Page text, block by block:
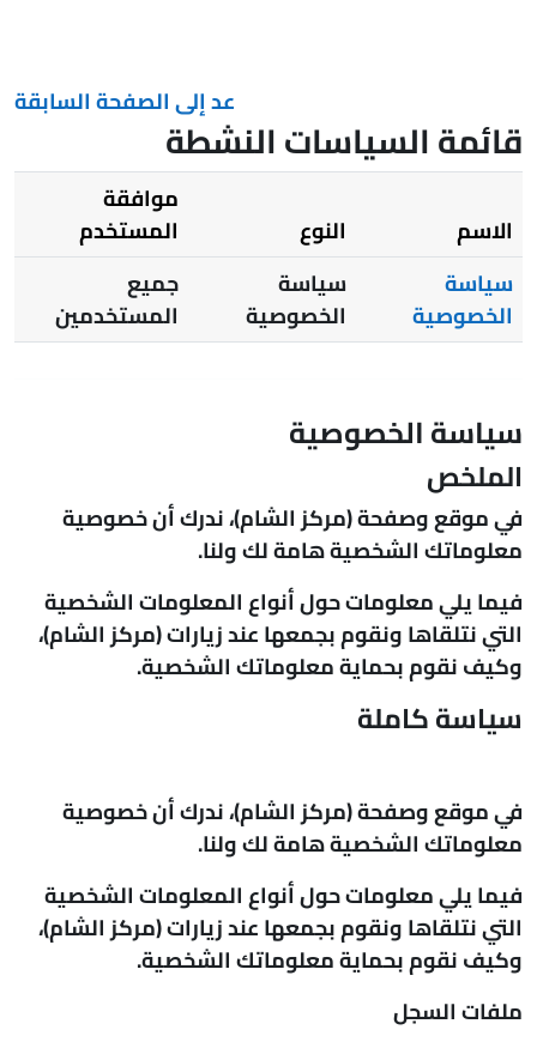
عد إلى الصفحة السابقة
قائمة السياسات النشطة
الاسم النوع
موافقة
المستخدم
سياسة
الخصوصية
سياسة
الخصوصية
جميع
المستخدمين
سياسة الخصوصية
الملخص
في موقع وصفحة (مركز الشام)، ندرك أن خصوصية
معلوماتك الشخصية هامة لك ولنا.
فيما يلي معلومات حول أنواع المعلومات الشخصية
التي نتلقاها ونقوم بجمعها عند زيارات (مركز الشام)،
وكيف نقوم بحماية معلوماتك الشخصية.
سياسة كاملة
في موقع وصفحة (مركز الشام)، ندرك أن خصوصية
معلوماتك الشخصية هامة لك ولنا.
فيما يلي معلومات حول أنواع المعلومات الشخصية
التي نتلقاها ونقوم بجمعها عند زيارات (مركز الشام)،
وكيف نقوم بحماية معلوماتك الشخصية.
ملفات السجل